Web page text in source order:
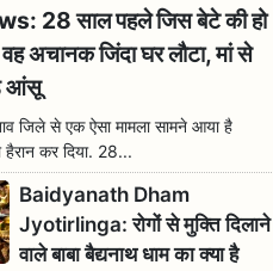
28 साल पहले जिस बेटे की हो
अचानक जिंदा घर लौटा, मां से
आंसू
जिले से एक ऐसा मामला सामने आया है
कर दिया. 28...
Baidyanath Dham
Jyotirlinga: रोगों से मुक्ति दिलाने
वाले बाबा बैद्यनाथ धाम का क्या है